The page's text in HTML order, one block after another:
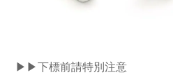
▶▶下標前請特別注意